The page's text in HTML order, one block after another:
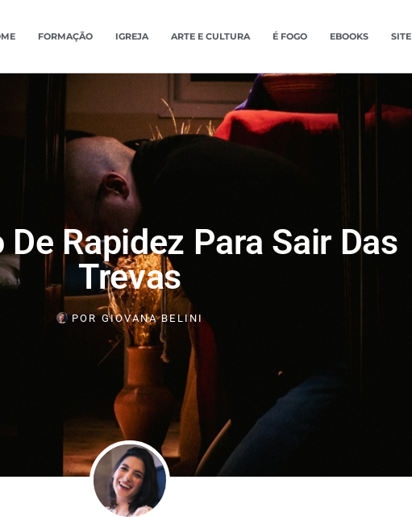
FORMAÇÃO IGREJA ARTE E CULTURA É FOGO EBOOKS SITE
De Rapidez Para Sair Das
Trevas
PORGIOVANA BELINI